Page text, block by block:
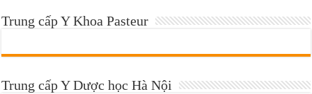
Trung cấp Y Khoa Pasteur
Trung cấp Y Dược học Hà Nội